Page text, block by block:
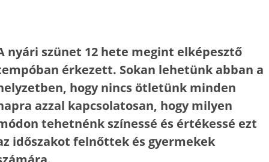
nyári szünet 12 hete megint elképesztő
érkezett. Sokan lehetünk abban a
hogy nincs ötletünk minden
azzal kapcsolatosan, hogy milyen
tehetnénk színessé és értékessé ezt
időszakot felnőttek és gyermekek